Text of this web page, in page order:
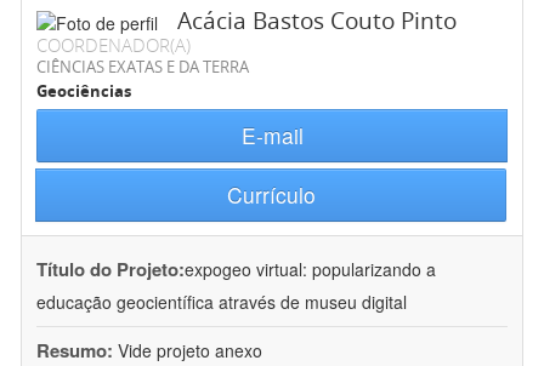
Acácia Bastos Couto Pinto
COORDENADOR(A)
CIÊNCIAS EXATAS E DA TERRA
Geociências
E-mail
Currículo
Título do Projeto:expogeo virtual: popularizando a
educação geocientífica através de museu digital
Resumo: Vide projeto anexo